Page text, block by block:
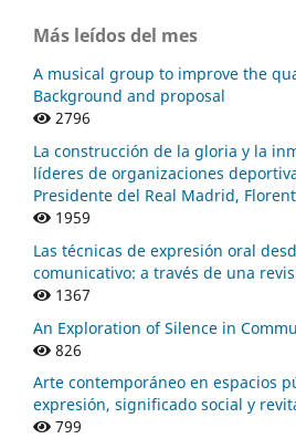
Más leídos del mes
A musical group to improve the
Background and proposal
2796
La construcción de la gloria y la
líderes de organizaciones
Presidente del Real Madrid,
1959
Las técnicas de expresión oral
comunicativo: a través de una
1367
An Exploration of Silence in
826
Arte contemporáneo en espacios
expresión, significado social y
799